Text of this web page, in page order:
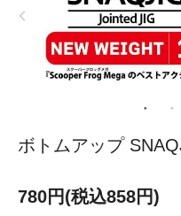
ボトムアップ
780円(税込858円)